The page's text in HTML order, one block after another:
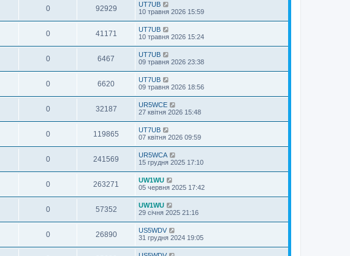
0 92929
UT7UB
10 травня 2026 15:59
0 41171
UT7UB
10 травня 2026 15:24
0 6467
UT7UB
09 травня 2026 23:38
0 6620
UT7UB
09 травня 2026 18:56
0 32187
UR5WCE
27 квітня 2026 15:48
0 119865
UT7UB
07 квітня 2026 09:59
0 241569
UR5WCA
15 грудня 2025 17:10
0 263271
UW1WU
05 червня 2025 17:42
0 57352
UW1WU
29 січня 2025 21:16
0 26890
US5WDV
31 грудня 2024 19:05